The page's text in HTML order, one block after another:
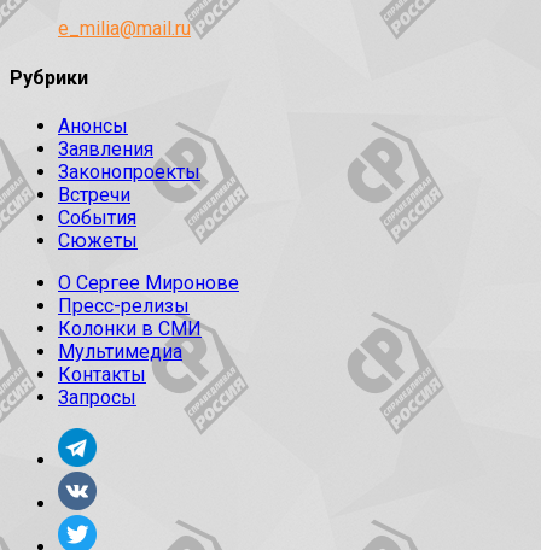
e_milia@mail.ru
Рубрики
Анонсы
Заявления
Законопроекты
Встречи
События
Сюжеты
О Сергее Миронове
Пресс-релизы
Колонки в СМИ
Мультимедиа
Контакты
Запросы